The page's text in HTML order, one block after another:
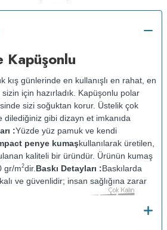
kış günlerinde en kullanışlı en rahat, en
sizin için hazırladık. Kapüşonlu polar
sizi soğuktan korur. Üstelik çok
dilediğiniz gibi dizayn et imkanıda
:Yüzde yüz pamuk ve kendi
penye kumaşkullanılarak üretilen,
kaliteli bir üründür. Ürünün kumaş
gr/m2dir. Baskı Detayları :Baskılarda
ve güvenlidir; insan sağlığına zarar
:
maksimum 30